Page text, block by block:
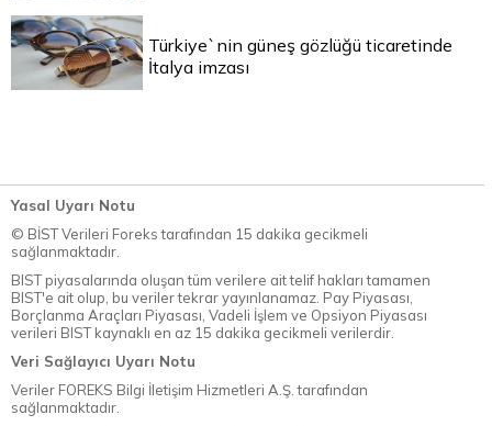
Türkiye`nin güneş gözlüğü ticaretinde
İtalya imzası
Yasal Uyarı Notu
© BİST Verileri Foreks tarafından 15 dakika gecikmeli
sağlanmaktadır.
BIST piyasalarında oluşan tüm verilere ait telif hakları tamamen
BIST'e ait olup, bu veriler tekrar yayınlanamaz. Pay Piyasası,
Borçlanma Araçları Piyasası, Vadeli İşlem ve Opsiyon Piyasası
verileri BIST kaynaklı en az 15 dakika gecikmeli verilerdir.
Veri Sağlayıcı Uyarı Notu
Veriler FOREKS Bilgi İletişim Hizmetleri A.Ş. tarafından
sağlanmaktadır.